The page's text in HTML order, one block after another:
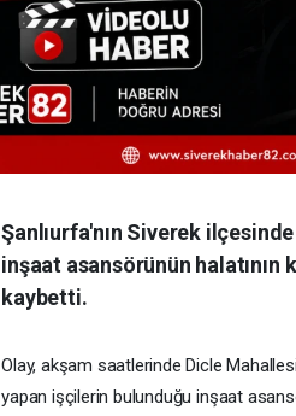
Şanlıurfa'nın Siverek
inşaat asansörünün halatının
kaybetti.
Olay, akşam saatlerinde Dicle
yapan işçilerin bulunduğu inşaat